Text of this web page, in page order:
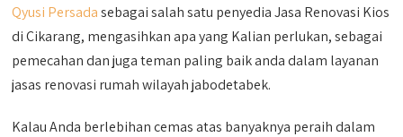
Qyusi Persadasebagai salah satu penyedia Jasa Renovasi Kios
di Cikarang, mengasihkan apa yang Kalian perlukan, sebagai
pemecahan dan juga teman paling baik anda dalam layanan
jasas renovasi rumah wilayah jabodetabek.
Kalau Anda berlebihan cemas atas banyaknya peraih dalam